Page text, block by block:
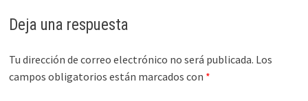
Deja una respuesta
Tu dirección de correo electrónico no será publicada. Los
campos obligatorios están marcados con *